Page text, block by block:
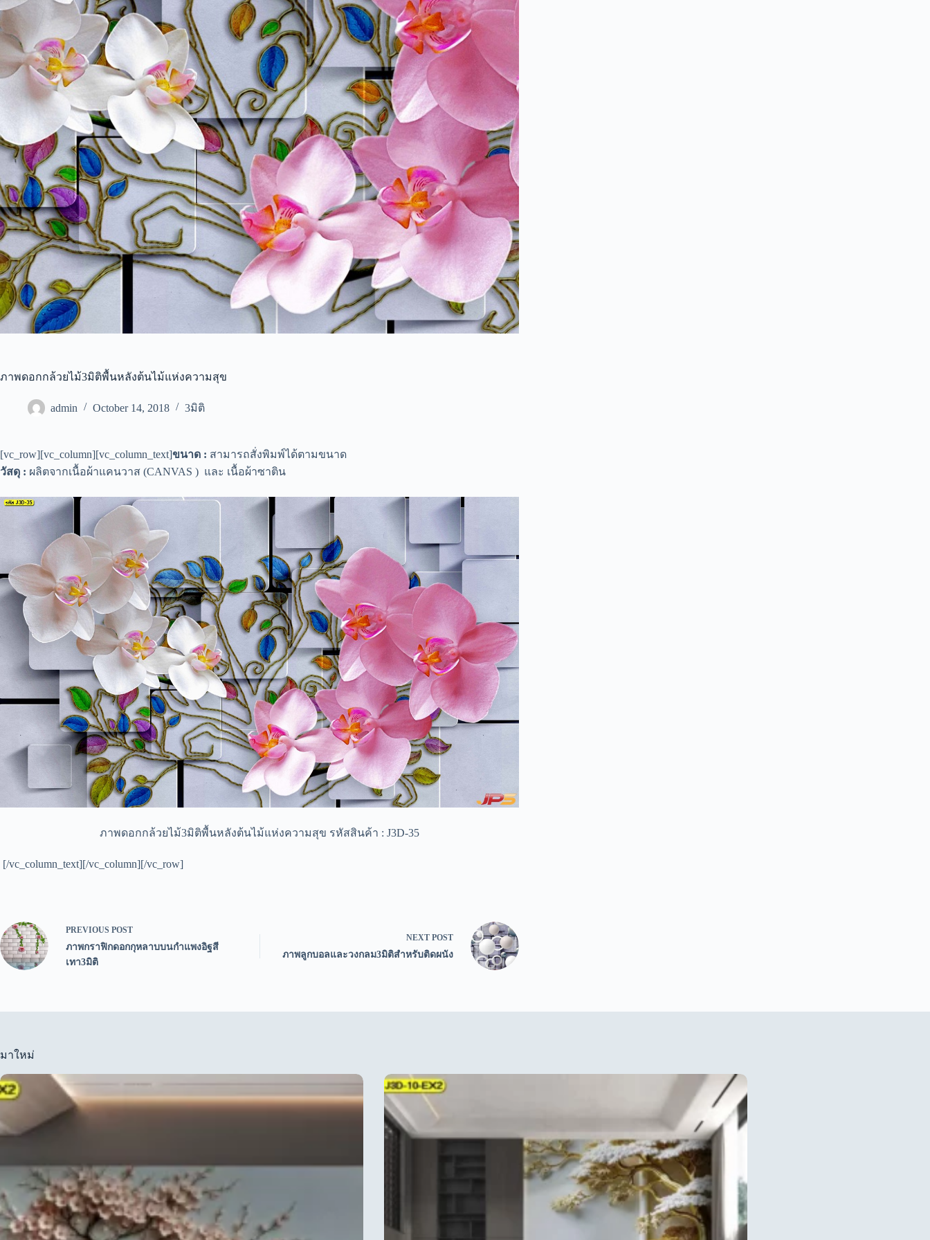
ภาพดอกกล้วยไม้3มิติพื้นหลังต้นไม้แห่งความสุข
admin October 14, 2018 3มิติ
[vc_row][vc_column][vc_column_text]ขนาด : สามารถสั่งพิมพ์ได้ตามขนาด
วัสดุ : ผลิตจากเนื้อผ้าแคนวาส (CANVAS ) และ เนื้อผ้าซาติน
ภาพดอกกล้วยไม้3มิติพื้นหลังต้นไม้แห่งความสุข รหัสสินค้า : J3D-35
[/vc_column_text][/vc_column][/vc_row]
PREVIOUS POST
ภาพกราฟิกดอกกุหลาบบนกำแพงอิฐสี
เทา3มิติ
NEXT POST
ภาพลูกบอลและวงกลม3มิติสำหรับติดผนัง
มาใหม่